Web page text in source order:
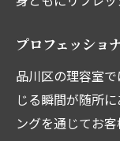
プロフェッショ
品川区の理容室
じる瞬間が随所
ングを通じてお